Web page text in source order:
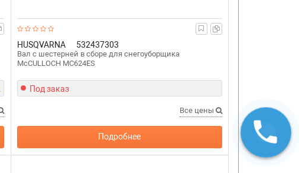
HUSQVARNA 532437303
Вал с шестерней в сборе для снегоуборщика
McCULLOCH MC624ES
Под заказ
Все цены
Подробнее